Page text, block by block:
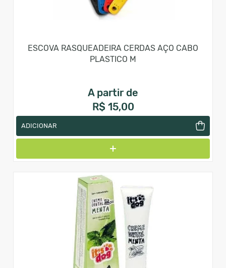
ESCOVA RASQUEADEIRA CERDAS AÇO CABO
PLASTICO M
A partir de
R$ 15,00
ADICIONAR